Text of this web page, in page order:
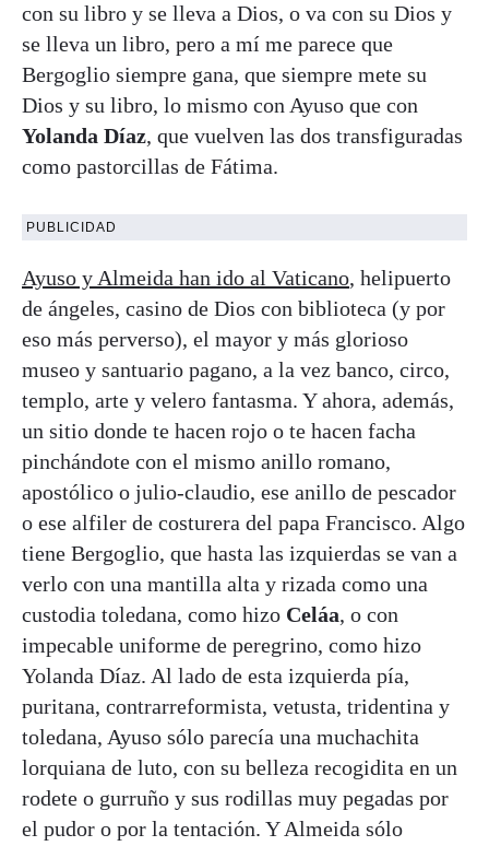
con su libro y se lleva a Dios, o va con su Dios y
se lleva un libro, pero a mí me parece que
Bergoglio siempre gana, que siempre mete su
Dios y su libro, lo mismo con Ayuso que con
Yolanda Díaz, que vuelven las dos transfiguradas
como pastorcillas de Fátima.
PUBLICIDAD
Ayuso y Almeida han ido al Vaticano, helipuerto
de ángeles, casino de Dios con biblioteca (y por
eso más perverso), el mayor y más glorioso
museo y santuario pagano, a la vez banco, circo,
templo, arte y velero fantasma. Y ahora, además,
un sitio donde te hacen rojo o te hacen facha
pinchándote con el mismo anillo romano,
apostólico o julio‑claudio, ese anillo de pescador
o ese alfiler de costurera del papa Francisco. Algo
tiene Bergoglio, que hasta las izquierdas se van a
verlo con una mantilla alta y rizada como una
custodia toledana, como hizo Celáa, o con
impecable uniforme de peregrino, como hizo
Yolanda Díaz. Al lado de esta izquierda pía,
puritana, contrarreformista, vetusta, tridentina y
toledana, Ayuso sólo parecía una muchachita
lorquiana de luto, con su belleza recogidita en un
rodete o gurruño y sus rodillas muy pegadas por
el pudor o por la tentación. Y Almeida sólo